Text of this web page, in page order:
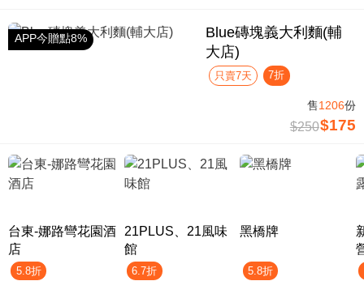
APP今贈點8%
Blue磚塊義大利麵(輔
大店)
只賣7天 7折
售1206份
$250$175
台東-娜路彎花園酒
店
5.8折
21PLUS、21風味
館
6.7折
黑橋牌
5.8折